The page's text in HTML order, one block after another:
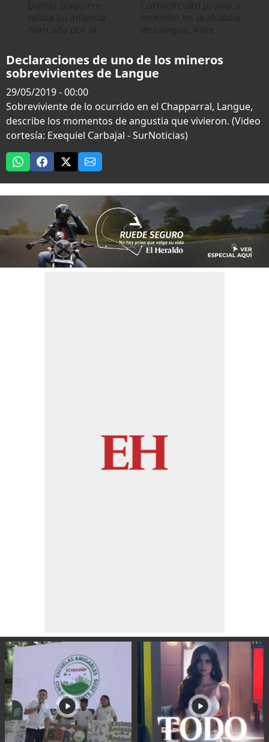
agrícola en Langue
Declaraciones de uno de los mineros
sobrevivientes de Langue
29/05/2019 - 00:00
Sobreviviente de lo ocurrido en el Chapparral, Langue,
describe los momentos de angustia que vivieron. (Video
cortesía: Exequiel Carbajal - SurNoticias)